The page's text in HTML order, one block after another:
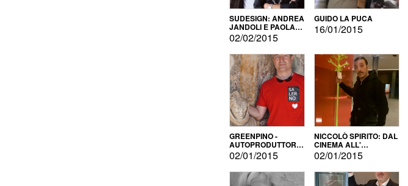
SUDESIGN: ANDREA
JANDOLI E PAOLA
PISAPIA
02/02/2015
GUIDO LA PUCA
16/01/2015
GREENPINO -
AUTOPRODUTTORE
PER AMORE
02/01/2015
NICCOLÒ SPIRITO: DAL
CINEMA ALL'
AUTOPRODUZIONE
02/01/2015